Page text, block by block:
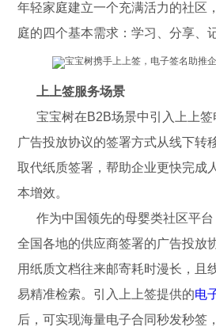
年轻家庭建立一个充满活力的社区
庭的四个基本需求：学习、分享、
上上签服务场景
宝宝树在B2B场景中引入上上
广告投放协议的签署方式从线下转
取代纸质签署，帮助企业更快完成
本增效。
作为中国领先的母婴类社区平
全国各地的供应商签署的广告投放
用纸质文档往来邮寄耗时漫长，且
易精准检索。引入上上签提供的电
后，可实现海量电子合同秒发秒签